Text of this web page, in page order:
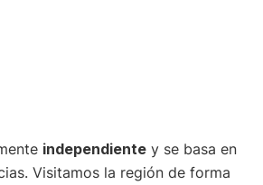
independiente y se basa en
Visitamos la región de forma